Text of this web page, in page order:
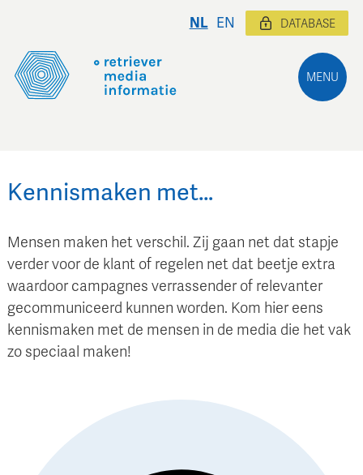
MENU
NL EN DATABASE
Kennismaken met…
Mensen maken het verschil. Zij gaan net dat stapje
verder voor de klant of regelen net dat beetje extra
waardoor campagnes verrassender of relevanter
gecommuniceerd kunnen worden. Kom hier eens
kennismaken met de mensen in de media die het vak
zo speciaal maken!